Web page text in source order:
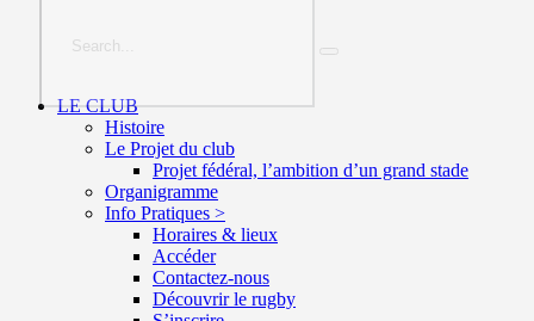
LE CLUB
Histoire
Le Projet du club
Projet fédéral, l’ambition d’un grand stade
Organigramme
Info Pratiques >
Horaires & lieux
Accéder
Contactez-nous
Découvrir le rugby